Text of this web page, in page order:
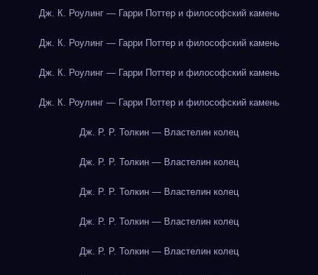
Дж. К. Роулинг — Гарри Поттер и философский камень
Дж. К. Роулинг — Гарри Поттер и философский камень
Дж. К. Роулинг — Гарри Поттер и философский камень
Дж. К. Роулинг — Гарри Поттер и философский камень
Дж. Р. Р. Толкин — Властелин колец
Дж. Р. Р. Толкин — Властелин колец
Дж. Р. Р. Толкин — Властелин колец
Дж. Р. Р. Толкин — Властелин колец
Дж. Р. Р. Толкин — Властелин колец